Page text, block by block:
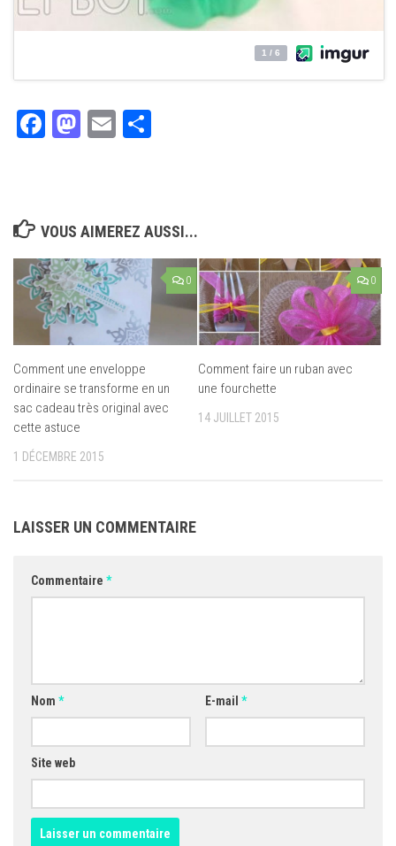
Facebook
Mastodon
Email
VOUS AIMEREZ AUSSI...
0
Comment une enveloppe
ordinaire se transforme en un
sac cadeau très original avec
cette astuce
1 DÉCEMBRE 2015
0
Comment faire un ruban avec
une fourchette
14 JUILLET 2015
LAISSER UN COMMENTAIRE
Commentaire *
Nom * E-mail *
Site web